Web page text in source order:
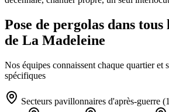
Pose de pergolas dans
de La Madeleine
Nos équipes connaissent chaque quartier et
spécifiques
Secteurs pavillonnaires d'après-guerre